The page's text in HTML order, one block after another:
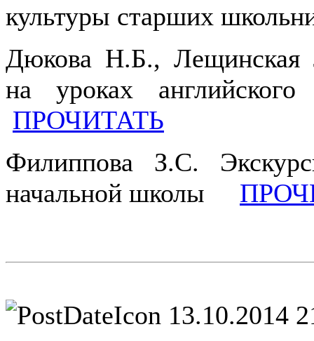
культуры старших
Дюкова Н.Б., Лещинская
на уроках
ПРОЧИТАТЬ
Филиппова З.С.
начальной школы
13.10.2014